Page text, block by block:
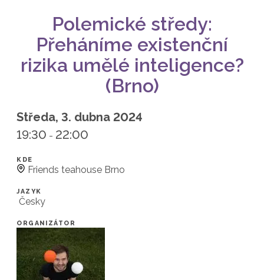
Polemické středy:
Přeháníme existenční
rizika umělé inteligence?
(Brno)
Středa, 3. dubna 2024
19:30 - 22:00
KDE
Friends teahouse Brno
JAZYK
Česky
ORGANIZÁTOR